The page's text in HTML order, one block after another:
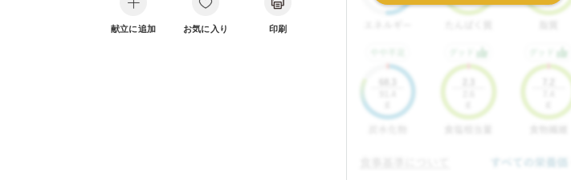
献立に追加 お気に入り 印刷